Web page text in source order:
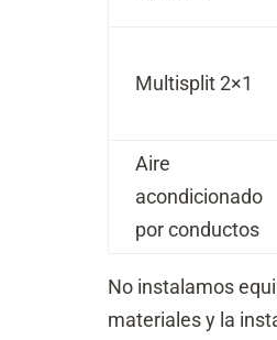
Multisplit 2×1
Aire
acondicionado
por conductos
No instalamos
materiales y la